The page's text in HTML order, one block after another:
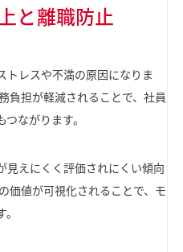
と離職防止
トレスや不満の原因になりま
負担が軽減されることで、社員
ながります。
見えにくく評価されにくい傾向
価値が可視化されることで、モ